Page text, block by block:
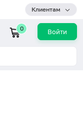
Клиентам
0 Войти